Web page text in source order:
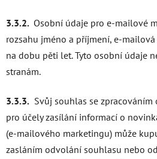
3.3.2. Osobní údaje pro e-mailové
rozsahu jméno a příjmení, e-
na dobu pěti let. Tyto osobní údaje
stranám.
3.3.3. Svůj souhlas se
pro účely zasílání informací o
(e-mailového marketingu) může
zasláním odvolání souhlasu nebo